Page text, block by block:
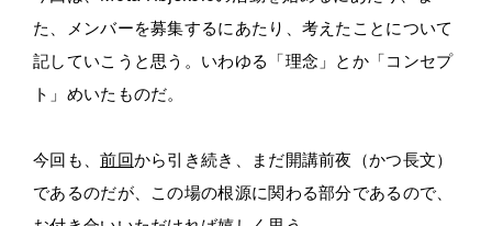
た、メンバーを募集するにあたり、考えたことについて
記していこうと思う。いわゆる「理念」とか「コンセプ
ト」めいたものだ。
今回も、前回から引き続き、まだ開講前夜（かつ長文）
であるのだが、この場の根源に関わる部分であるので、